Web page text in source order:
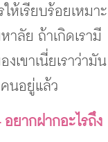
ห้เรียบร้อยเหมาะ
ลัย ถ้าเกิดเรามี
เขาเนี่ยเราว่ามัน
นอยู่แล้ว
ยากฝากอะไรถึง